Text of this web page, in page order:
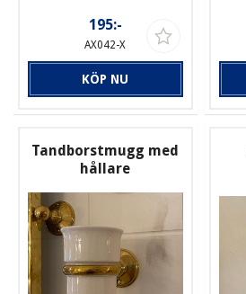
195:-
AX042-X
KÖP NU
Tandborstmugg med
hållare